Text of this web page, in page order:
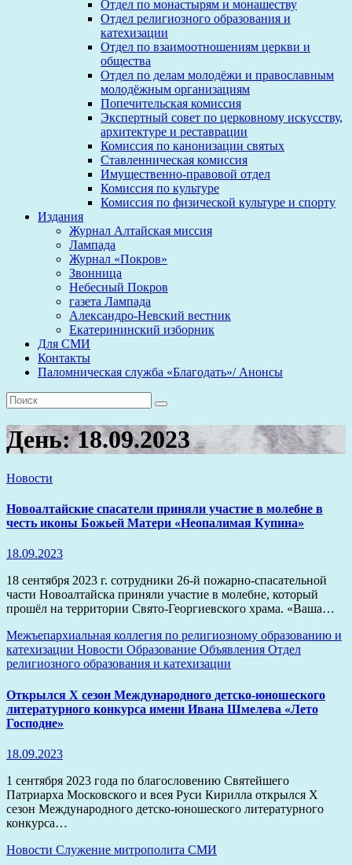
Отдел по монастырям и монашеству
Отдел религиозного образования и
катехизации
Отдел по взаимоотношениям церкви и
общества
Отдел по делам молодёжи и православным
молодёжным организациям
Попечительская комиссия
Экспертный совет по церковному искусству,
архитектуре и реставрации
Комиссия по канонизации святых
Ставленническая комиссия
Имущественно-правовой отдел
Комиссия по культуре
Комиссия по физической культуре и спорту
Издания
Журнал Алтайская миссия
Лампада
Журнал «Покров»
Звонница
Небесный Покров
газета Лампада
Александро-Невский вестник
Екатерининский изборник
Для СМИ
Контакты
Паломническая служба «Благодать»/ Анонсы
День:18.09.2023
Новости
Новоалтайские спасатели приняли участие в молебне в
честь иконы Божьей Матери «Неопалимая Купина»
18.09.2023
18 сентября 2023 г. сотрудники 26-й пожарно-спасательной
части Новоалтайска приняли участие в молебне, который
прошёл на территории Свято-Георгиевского храма. «Ваша…
Межъепархиальная коллегия по религиозному образованию и
катехизации Новости Образование Объявления Отдел
религиозного образования и катехизации
Открылся X сезон Международного детско-юношеского
литературного конкурса имени Ивана Шмелева «Лето
Господне»
18.09.2023
1 сентября 2023 года по благословению Святейшего
Патриарха Московского и всея Руси Кирилла открылся X
сезон Международного детско-юношеского литературного
конкурса…
Новости Служение митрополита СМИ